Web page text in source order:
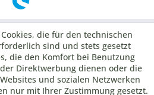
die für den technischen
sind und stets gesetzt
die den Komfort bei Benutzung
Direktwerbung dienen oder die
und sozialen Netzwerken
nur mit Ihrer Zustimmung gesetzt.